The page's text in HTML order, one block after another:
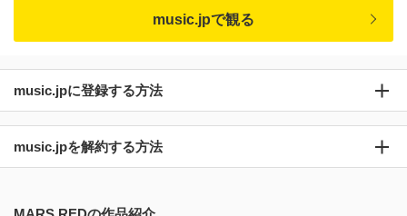
music.jpで観る
music.jpに登録する方法
music.jpを解約する方法